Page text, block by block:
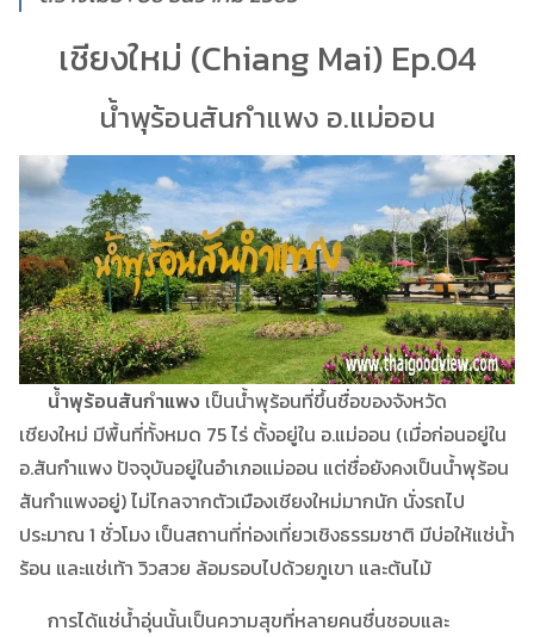
เชียงใหม่ (Chiang Mai) Ep.04
น้ำพุร้อนสันกำแพง อ.แม่ออน
น้ำพุร้อนสันกำแพง เป็นน้ำพุร้อนที่ขึ้นชื่อของจังหวัด
เชียงใหม่ มีพื้นที่ทั้งหมด 75 ไร่ ตั้งอยู่ใน อ.แม่ออน (เมื่อก่อนอยู่ใน
อ.สันกำแพง ปัจจุบันอยู่ในอำเภอแม่ออน แต่ชื่อยังคงเป็นน้ำพุร้อน
สันกำแพงอยู่) ไม่ไกลจากตัวเมืองเชียงใหม่มากนัก นั่งรถไป
ประมาณ 1 ชั่วโมง เป็นสถานที่ท่องเที่ยวเชิงธรรมชาติ มีบ่อให้แช่น้ำ
ร้อน และแช่เท้า วิวสวย ล้อมรอบไปด้วยภูเขา และต้นไม้
การได้แช่น้ำอุ่นนั้นเป็นความสุขที่หลายคนชื่นชอบและ